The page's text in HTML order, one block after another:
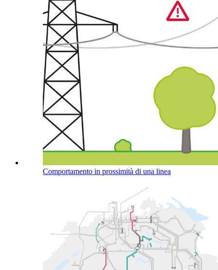
Comportamento in prossimità di una linea